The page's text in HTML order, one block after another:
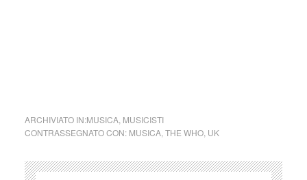
ARCHIVIATO IN:MUSICA, MUSICISTI
CONTRASSEGNATO CON: MUSICA, THE WHO, UK